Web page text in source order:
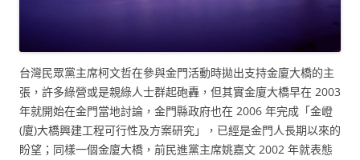
台灣民眾黨主席柯文哲在參與金門活動時拋出支持金廈大橋的主
張，許多綠營或是親綠人士群起砲轟，但其實金廈大橋早在 2003
年就開始在金門當地討論，金門縣政府也在 2006 年完成「金嶝
(廈)大橋興建工程可行性及方案研究」，已經是金門人長期以來的
盼望；同樣一個金廈大橋，前民進黨主席姚嘉文 2002 年就表態